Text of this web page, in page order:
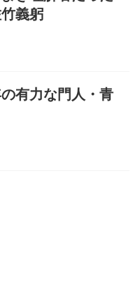
義躬
有力な門人・青